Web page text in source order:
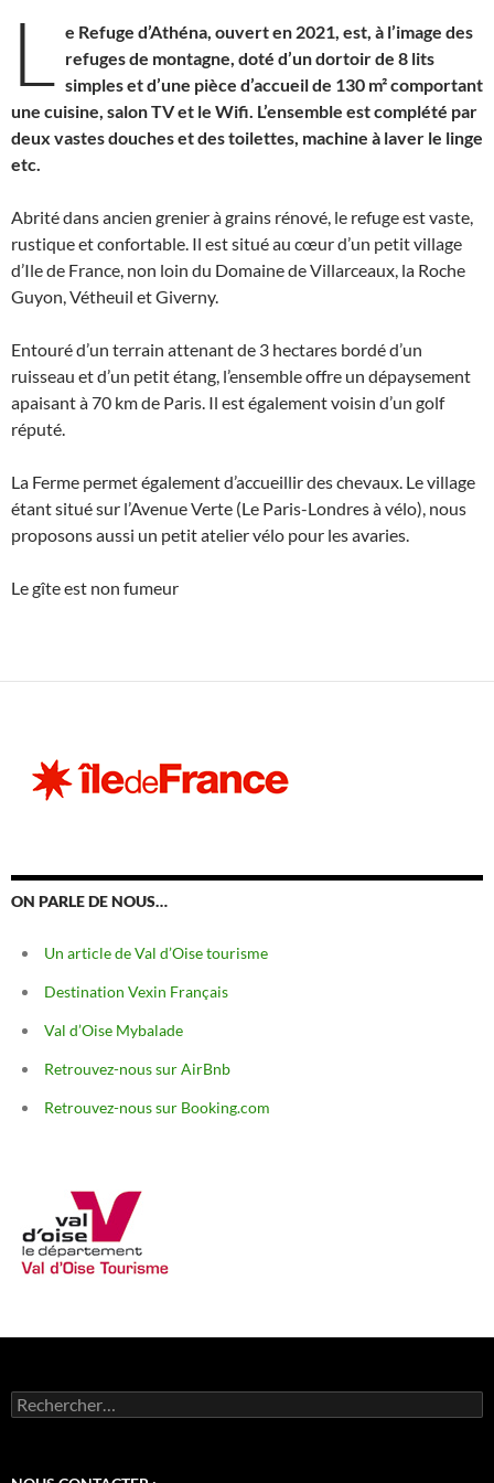
L e Refuge d’Athéna, ouvert en 2021, est, à l’image des
refuges de montagne, doté d’un dortoir de 8 lits
simples et d’une pièce d’accueil de 130 m² comportant
une cuisine, salon TV et le Wifi. L’ensemble est complété par
deux vastes douches et des toilettes, machine à laver le linge
etc.
Abrité dans ancien grenier à grains rénové, le refuge est vaste,
rustique et confortable. Il est situé au cœur d’un petit village
d’Ile de France, non loin du Domaine de Villarceaux, la Roche
Guyon, Vétheuil et Giverny.
Entouré d’un terrain attenant de 3 hectares bordé d’un
ruisseau et d’un petit étang, l’ensemble offre un dépaysement
apaisant à 70 km de Paris. Il est également voisin d’un golf
réputé.
La Ferme permet également d’accueillir des chevaux. Le village
étant situé sur l’Avenue Verte (Le Paris-Londres à vélo), nous
proposons aussi un petit atelier vélo pour les avaries.
Le gîte est non fumeur
ON PARLE DE NOUS…
Un article de Val d’Oise tourisme
Destination Vexin Français
Val d’Oise Mybalade
Retrouvez-nous sur AirBnb
Retrouvez-nous sur Booking.com
Rechercher :